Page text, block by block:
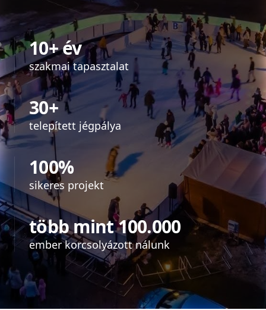
szakmai tapasztalat
10+ év
telepített jégpálya
30+
sikeres projekt
100%
ember korcsolyázott nálunk
több mint 100.000